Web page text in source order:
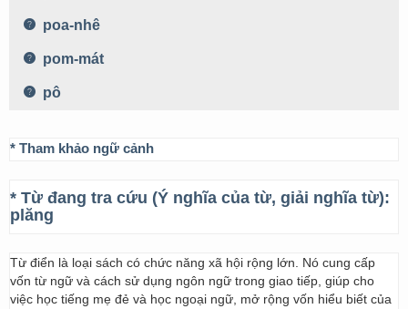
poa-nhê
pom-mát
pô
* Tham khảo ngữ cảnh
* Từ đang tra cứu (Ý nghĩa của từ, giải nghĩa từ):
plăng
Từ điển là loại sách có chức năng xã hội rộng lớn. Nó cung cấp
vốn từ ngữ và cách sử dụng ngôn ngữ trong giao tiếp, giúp cho
việc học tiếng mẹ đẻ và học ngoại ngữ, mở rộng vốn hiểu biết của